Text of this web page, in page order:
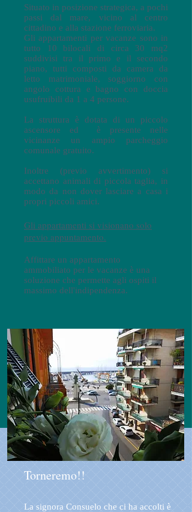
Situato in posizione strategica, a pochi
passi dal mare, vicino al centro
cittadino e alla stazione ferroviaria.
Gli appartamenti per vacanze sono in
tutto 10 bilocali di circa 30 mq2
suddivisi tra il primo e il secondo
piano, tutti composti da camera da
letto matrimoniale, soggiorno con
angolo cottura e bagno con doccia
usufruibili da 1 a 4 persone.
La struttura è dotata di un piccolo
ascensore ed è presente nelle
vicinanze un ampio parcheggio
comunale gratuito.
Inoltre (previo avvertimento) si
accettano animali di piccola taglia, in
modo da non dover lasciare a casa i
propri piccoli amici.
Gli appartamenti si visionano solo
previo appuntamento.
Affittare un appartamento
ammobiliato per le vacanze è una
soluzione che permette agli ospiti il
massimo dell'indipendenza.
Torneremo!!
La signora Consuelo che ci ha accolti è